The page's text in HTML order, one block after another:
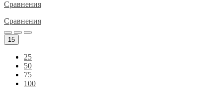
Сравнения
Сравнения
15
25
50
75
100